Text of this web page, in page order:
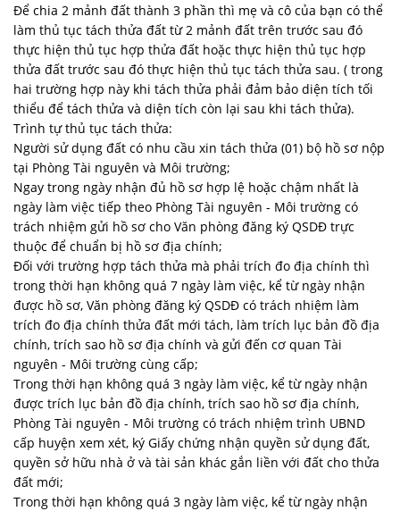
Để chia 2 mảnh đất thành 3 phần thì mẹ và cô của bạn có thể
làm thủ tục tách thửa đất từ 2 mảnh đất trên trước sau đó
thực hiện thủ tục hợp thửa đất hoặc thực hiện thủ tục hợp
thửa đất trước sau đó thực hiện thủ tục tách thửa sau. ( trong
hai trường hợp này khi tách thửa phải đảm bảo diện tích tối
thiểu để tách thửa và diện tích còn lại sau khi tách thửa).
Trình tự thủ tục tách thửa:
Người sử dụng đất có nhu cầu xin tách thửa (01) bộ hồ sơ nộp
tại Phòng Tài nguyên và Môi trường;
Ngay trong ngày nhận đủ hồ sơ hợp lệ hoặc chậm nhất là
ngày làm việc tiếp theo Phòng Tài nguyên - Môi trường có
trách nhiệm gửi hồ sơ cho Văn phòng đăng ký QSDĐ trực
thuộc để chuẩn bị hồ sơ địa chính;
Đối với trường hợp tách thửa mà phải trích đo địa chính thì
trong thời hạn không quá 7 ngày làm việc, kể từ ngày nhận
được hồ sơ, Văn phòng đăng ký QSDĐ có trách nhiệm làm
trích đo địa chính thửa đất mới tách, làm trích lục bản đồ địa
chính, trích sao hồ sơ địa chính và gửi đến cơ quan Tài
nguyên - Môi trường cùng cấp;
Trong thời hạn không quá 3 ngày làm việc, kể từ ngày nhận
được trích lục bản đồ địa chính, trích sao hồ sơ địa chính,
Phòng Tài nguyên - Môi trường có trách nhiệm trình UBND
cấp huyện xem xét, ký Giấy chứng nhận quyền sử dụng đất,
quyền sở hữu nhà ở và tài sản khác gắn liền với đất cho thửa
đất mới;
Trong thời hạn không quá 3 ngày làm việc, kể từ ngày nhận